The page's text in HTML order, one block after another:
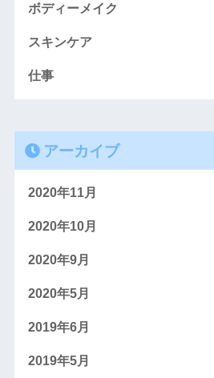
ボディーメイク
スキンケア
仕事
アーカイブ
2020年11月
2020年10月
2020年9月
2020年5月
2019年6月
2019年5月